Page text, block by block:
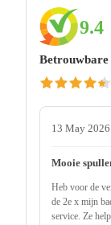
9.4
Betrouwbare
13 May 2026
Mooie
Heb voor de
de 2e x mijn
service. Ze